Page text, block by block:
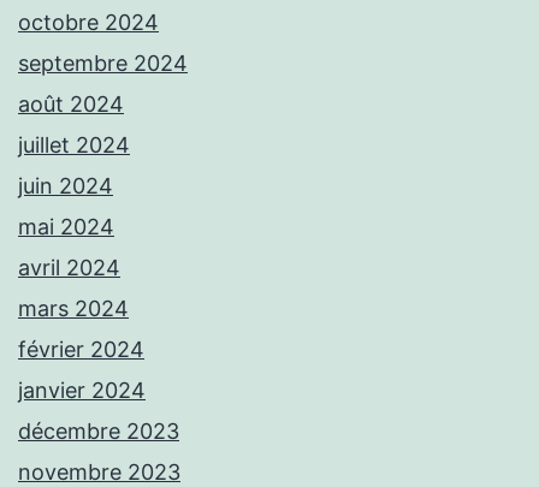
octobre 2024
septembre 2024
août 2024
juillet 2024
juin 2024
mai 2024
avril 2024
mars 2024
février 2024
janvier 2024
décembre 2023
novembre 2023